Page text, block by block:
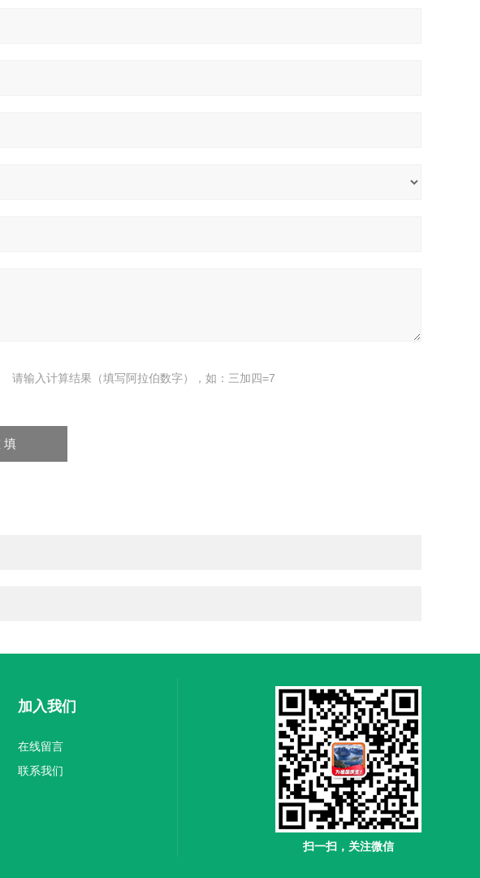
请输入计算结果（填写阿拉伯数字），如：三加四=7
加入我们
在线留言
联系我们
扫一扫，关注微信